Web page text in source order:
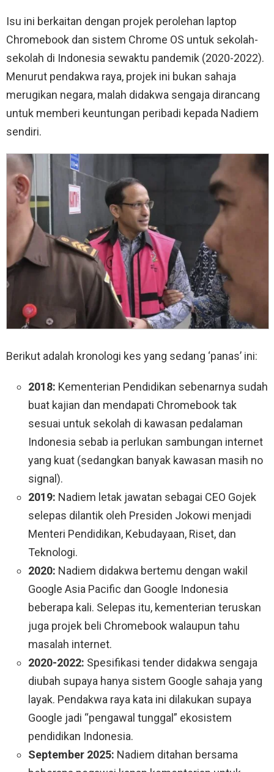
Isu ini berkaitan dengan projek perolehan laptop
Chromebook dan sistem Chrome OS untuk sekolah-
sekolah di Indonesia sewaktu pandemik (2020-2022).
Menurut pendakwa raya, projek ini bukan sahaja
merugikan negara, malah didakwa sengaja dirancang
untuk memberi keuntungan peribadi kepada Nadiem
sendiri.
Berikut adalah kronologi kes yang sedang ‘panas’ ini:
2018: Kementerian Pendidikan sebenarnya sudah
buat kajian dan mendapati Chromebook tak
sesuai untuk sekolah di kawasan pedalaman
Indonesia sebab ia perlukan sambungan internet
yang kuat (sedangkan banyak kawasan masih no
signal).
2019: Nadiem letak jawatan sebagai CEO Gojek
selepas dilantik oleh Presiden Jokowi menjadi
Menteri Pendidikan, Kebudayaan, Riset, dan
Teknologi.
2020: Nadiem didakwa bertemu dengan wakil
Google Asia Pacific dan Google Indonesia
beberapa kali. Selepas itu, kementerian teruskan
juga projek beli Chromebook walaupun tahu
masalah internet.
2020-2022: Spesifikasi tender didakwa sengaja
diubah supaya hanya sistem Google sahaja yang
layak. Pendakwa raya kata ini dilakukan supaya
Google jadi “pengawal tunggal” ekosistem
pendidikan Indonesia.
September 2025: Nadiem ditahan bersama